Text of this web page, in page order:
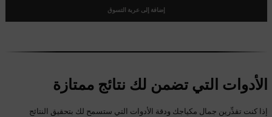
إضافة إلى عربة التسوق
الأدوات التي تضمن لك نتائج ممتازة
إذا كنت تقدِّرين جمال مكياجك ودقة الأدوات التي ستسمح لك بتحقيق النتائج